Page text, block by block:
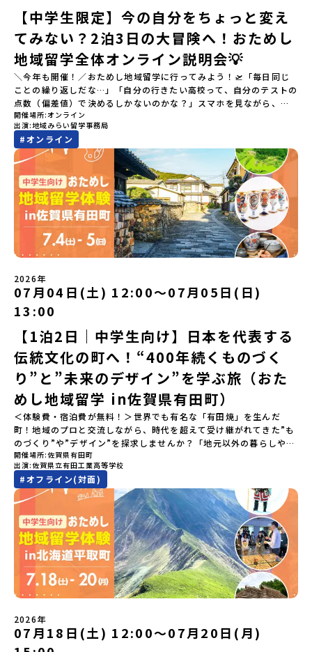
【中学生限定】今の自分をちょっと変え
てみない？2泊3日の大冒険へ！おためし
地域留学全体オンライン説明会💡
＼今年も開催！／おためし地域留学に行ってみよう！🛫「毎日同じ
ことの繰り返しだな…」「自分の行きたい高校って、自分のテストの
点数（偏差値）で決めるしかないのかな？」スマホを見ながら、進
路にモヤモヤしているそこのあなたへ！👀テストの点数ではなく、
あなたの「ワクワク（＝自分軸）」で進路を選ぶ。そんな新しい選
択肢が、「地域みらい留学」です。「でも、いきなり知らない土地
の高校に進学するなんて不安…」そんな人のために、2泊3日で気軽
にプチ体験できる【おためし地域留学】の魅力を凝縮したオンライ
ン説明会のアーカイブ（録画）を公開中です！✨＼🔥ここがすごい！
🔥／おためし地域留学 3つのワクワク🔥🔥 ①スマホじゃわからない
「圧倒的な感動」！教科書を読むだけじゃわからない、その地域な
らではの大自然や歴史を「五感」でフル体験！カヌーに乗ったり、
伝統文化に触れたり、本物の冒険が待っています！🔥 ②「初めまし
て」が「一生の友達」に変わる！全国から「新しいことに挑戦した
い！」「今の自分を変えたい！」と思っている同世代の中学生が大
集合！地元の高校生と一緒にご飯を食べて語り合えば、たった数日
で最高の仲間になる！🔥 ③宿泊費・体験費はなんと【無料】！親元
を離れる初めての一人旅でも大丈夫。頼れるスタッフがしっかりサ
ポートするので安心・安全です！ーーーーーーーーーーーーーーー
ーーーーーーーーー📺 全体オンライン説明会（アーカイブ配信）
2026年4月22日に開催された説明会の録画をご覧いただけます。こ
の動画を見れば、あなたの「なんとなく不安」が「絶対に行ってみ
たい！」に変わるはず💡お家からリラックスして視聴してみてくだ
さいね😊▶︎全体説明会のアーカイブはこちら（アーカイブを視聴す
る）YouTube：https://youtu.be/Yt8nd04aNgA?
si=e5erbspvwz5O8_uF【アーカイブ内容】・おためし地域留学の
魅力・メリット・2026年度、日本全国20以上の対象地域について・
安心のサポート体制・質疑応答※各地域の詳細なプログラムは、以
下の【STEP2】個別説明会にて紹介しています。ーーーーーーーー
ーーーーーーーーーーーーーーーー💡疑問も不安もワクワクに変え
る！2つのステップ知りたいことに合わせて、2つの説明会をご活用
ください！【STEP1】全体オンライン説明会の視聴（☆上の動画で
いつでも視聴可能です） 〜まずは「おためし地域留学」を知りたい
方へ〜プログラムの全体像や魅力、サポート体制について解説しま
す。 【STEP2】個別プログラム説明会（☆順次ページを公開しま
す）〜「地域別のプログラム」を具体的に知りたい方へ〜 「現地で
は何をするの？」という疑問にお答えする説明会です。その場所な
らではのプログラムをたっぷりお伝えします！🚩現在公開中の個別
説明会はこちらから（順次公開予定）【5/7(木)】北海道平取町
【5/8(金)】熊本県芦北町▼おためし地域留学の情報▼おためし地域
体験」のプログラム開催情報を公式LINEにて配信中！ぜひご登録く
ださい♪気になることや不安な点は、LINEから気軽にご相談くださ
い。👉 【LINE登録はこちら】
開催場所 オンライン
出演 地域みらい留学事務局
#オンライン
2026年
07月04日(土) 12:00〜07月05日(日)
13:00
【1泊2日｜中学生向け】日本を代表する
伝統文化の町へ！“400年続くものづく
り”と”未来のデザイン”を学ぶ旅（おた
めし地域留学 in佐賀県有田町）
＜体験費・宿泊費が無料！＞世界でも有名な「有田焼」を生んだ
町！地域のプロと交流しながら、時代を超えて受け継がれてきた”も
のづくり”や”デザイン”を探求しませんか？「地元以外の暮らしや文
化が気になる。いつか留学してみたい！」「豊かな自然と伝統文
化、町並みに興味がある！」「ものづくりやきれいなデザインが好
き！」そんな中学生のみなさんにおすすめ！「おためし地域留学体
験」は、日本全国約200の高校と連携し、地域の枠を超えて学校生活
を送る「地域みらい留学」をプチ体験できるプログラムです。はじ
めてのひとり旅でも安心！現地でもスタッフがしっかりとサポート
いたします。今回のフィールドは「佐賀県有田町（ありたちょ
う）」佐賀県の西部にある有田町は、江戸時代から400年以上続く
「窯業（ようぎょう）」の町。 窯（かま）で粘土を焼いてつくるも
のづくりが、この町の文化として今も受け継がれています。世界で
も知られる「有田焼」は、この窯業の中から生まれました。長い歴
史の中で積み重ねられてきた技術や工夫、そして“つくる人の想
い”が、この町には残っています。また、文化施設が「日本遺産」や
「日本の20世紀遺産」に認定されるなど日本を代表する伝統工芸の
町です。さらに、有田町には「日本の棚田百選」に選ばれた「岳の
開催場所 佐賀県有田町
出演 佐賀県立有田工業高等学校
#オフライン(対面)
2026年
07月18日(土) 12:00〜07月20日(月)